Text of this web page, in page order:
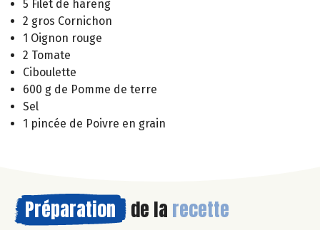
5 Filet de hareng
2 gros Cornichon
1 Oignon rouge
2 Tomate
Ciboulette
600 g de Pomme de terre
Sel
1 pincée de Poivre en grain
Préparation de la recette